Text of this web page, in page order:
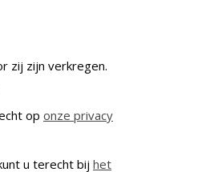
zij zijn verkregen.
op onze privacy
u terecht bij het